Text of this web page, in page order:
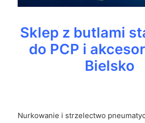
Sklep z butlami
do PCP i
Bielsko
Nurkowanie i strzelectwo